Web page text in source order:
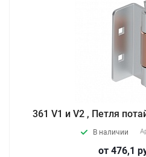
361 V1 и V2 , Петля
В наличии
от 476,1